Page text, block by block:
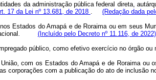
da administração pública federal direta,
17 da Lei nº 13.681, de 2018 . (Redação dada
Estados do Amapá e de Roraima ou em seus
(Incluído pelo Decreto nº 11.116, de 2022)
público, como efetivo exercício no órgão
com os Estados do Amapá e de Roraima
corporações com a publicação do ato de inclusão